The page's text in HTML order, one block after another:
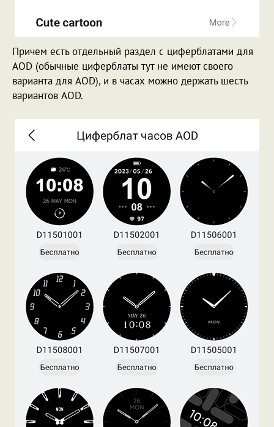
Причем есть отдельный раздел с циферблатами для
AOD (обычные циферблаты тут не имеют своего
варианта для AOD), и в часах можно держать шесть
вариантов AOD.